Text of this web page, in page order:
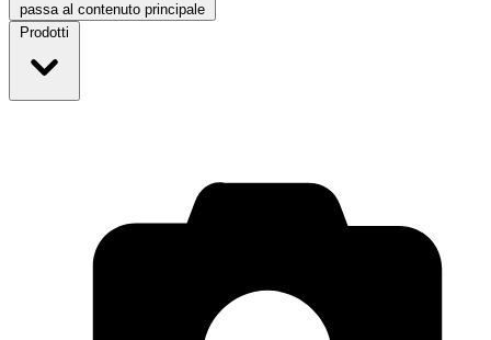
passa al contenuto principale
Prodotti